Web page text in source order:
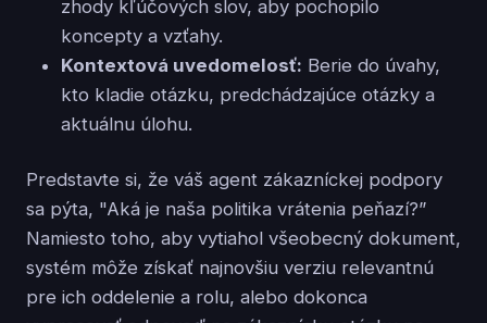
zhody kľúčových slov, aby pochopilo
koncepty a vzťahy.
Kontextová uvedomelosť: Berie do úvahy,
kto kladie otázku, predchádzajúce otázky a
aktuálnu úlohu.
Predstavte si, že váš agent zákazníckej podpory
sa pýta, "Aká je naša politika vrátenia peňazí?”
Namiesto toho, aby vytiahol všeobecný dokument,
systém môže získať najnovšiu verziu relevantnú
pre ich oddelenie a rolu, alebo dokonca